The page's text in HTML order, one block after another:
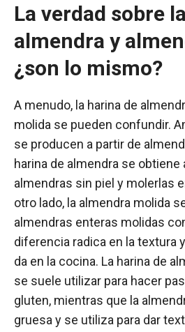
La verdad sobre
almendra y
¿son lo mismo?
A menudo, la harina de
molida se pueden confundir.
se producen a partir de
harina de almendra se obtiene
almendras sin piel y molerlas
otro lado, la almendra molida
almendras enteras molidas
diferencia radica en la textura
da en la cocina. La harina de
se suele utilizar para hacer
gluten, mientras que la
gruesa y se utiliza para dar